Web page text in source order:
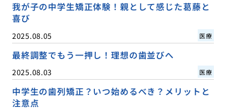
我が子の中学生矯正体験！親として感じた葛藤と
喜び
2025.08.05 医療
最終調整でもう一押し！理想の歯並びへ
2025.08.03 医療
中学生の歯列矯正？いつ始めるべき？メリットと
注意点